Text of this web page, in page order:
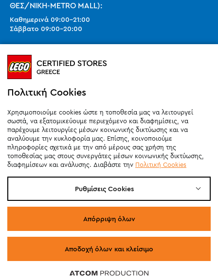
ΘΕΣ/ΝΙΚΗ-METRO MALL):
Καθημερινά 09:00-21:00
Σάββατο 09:00-20:00
Ωράριο καταστημάτων (SMART PARK):
Καθημερινά10:00-21:00
Σάββατο09:00
Κυριακή 11:00-20:00 (έως 25/10)
orders@legostoregreece.gr
Αρ.Γ.Ε.ΜΗ: 084878102000
© COPYRIGHT 2026 LEGO STORE GREECE
Πολιτική Cookies
Χρησιμοποιούμε cookies ώστε η τοποθεσία μας να λειτουργεί
σωστά, να εξατομικεύουμε περιεχόμενο και διαφημίσεις, να
παρέχουμε λειτουργίες μέσων κοινωνικής δικτύωσης και να
αναλύουμε την κυκλοφορία μας. Επίσης, κοινοποιούμε
πληροφορίες σχετικά με την από μέρους σας χρήση της
τοποθεσίας μας στους συνεργάτες μέσων κοινωνικής δικτύωσης,
διαφημίσεων και ανάλυσης. Διαβάστε την Πολιτική Cookies
Ρυθμίσεις Cookies
Απόρριψη όλων
Αποδοχή όλων και κλείσιμο